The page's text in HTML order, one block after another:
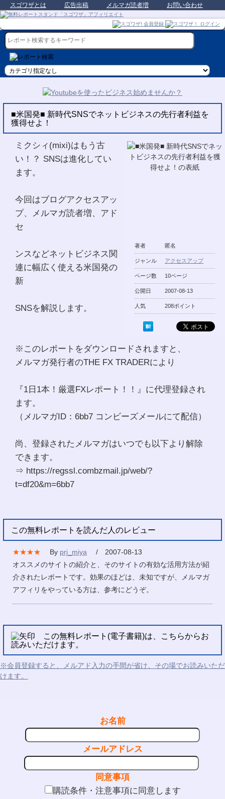
スゴワザとは 広告出稿 メルマガ読者増 お問い合わせ
■米国発■ 新時代SNSでネットビジネスの先行者利益を
獲得せよ！
著者 匿名
ジャンル アクセスアップ
ページ数 10ページ
公開日 2007-08-13
人気 208ポイント
ミクシィ(mixi)はもう古
い！？ SNSは進化してい
ます。
今回はブログアクセスアッ
プ、メルマガ読者増、アド
セ
ンスなどネットビジネス関
連に幅広く使える米国発の
新
SNSを解説します。
※このレポートをダウンロードされますと、
メルマガ発行者のTHE FX TRADERにより
『1日1本！厳選FXレポート！！』に代理登録され
ます。
（メルマガID：6bb7 コンビーズメールにて配信）
尚、登録されたメルマガはいつでも以下より解除
できます。
⇒ https://regssl.combzmail.jp/web/?
t=df20&m=6bb7
この無料レポートを読んだ人のレビュー
★★★★ By prj_miya
/ 2007-08-13
オススメのサイトの紹介と、そのサイトの有効な活用方法が紹
介されたレポートです。効果のほどは、未知ですが、メルマガ
アフィリをやっている方は、参考にどうぞ。
この無料レポート(電子書籍)は、こちらからお
読みいただけます。
※会員登録すると、メルアド入力の手間が省け、その場でお読みいただ
けます。
お名前
メールアドレス
同意事項
購読条件・注意事項に同意します